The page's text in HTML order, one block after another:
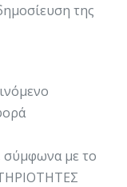
της
σύμφωνα με το